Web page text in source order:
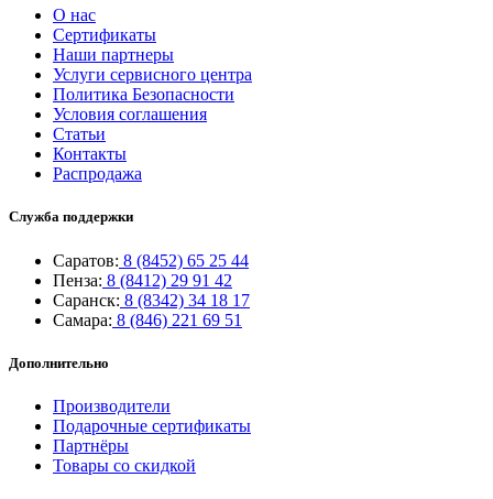
О нас
Сертификаты
Наши партнеры
Услуги сервисного центра
Политика Безопасности
Условия соглашения
Статьи
Контакты
Распродажа
Служба поддержки
Саратов: 8 (8452) 65 25 44
Пенза: 8 (8412) 29 91 42
Саранск: 8 (8342) 34 18 17
Самара: 8 (846) 221 69 51
Дополнительно
Производители
Подарочные сертификаты
Партнёры
Товары со скидкой